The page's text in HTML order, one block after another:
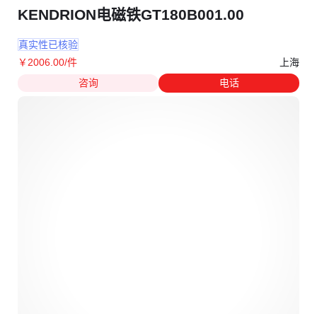
KENDRION电磁铁GT180B001.00
真实性已核验
￥ 2006 .00/件
上海
咨询
电话